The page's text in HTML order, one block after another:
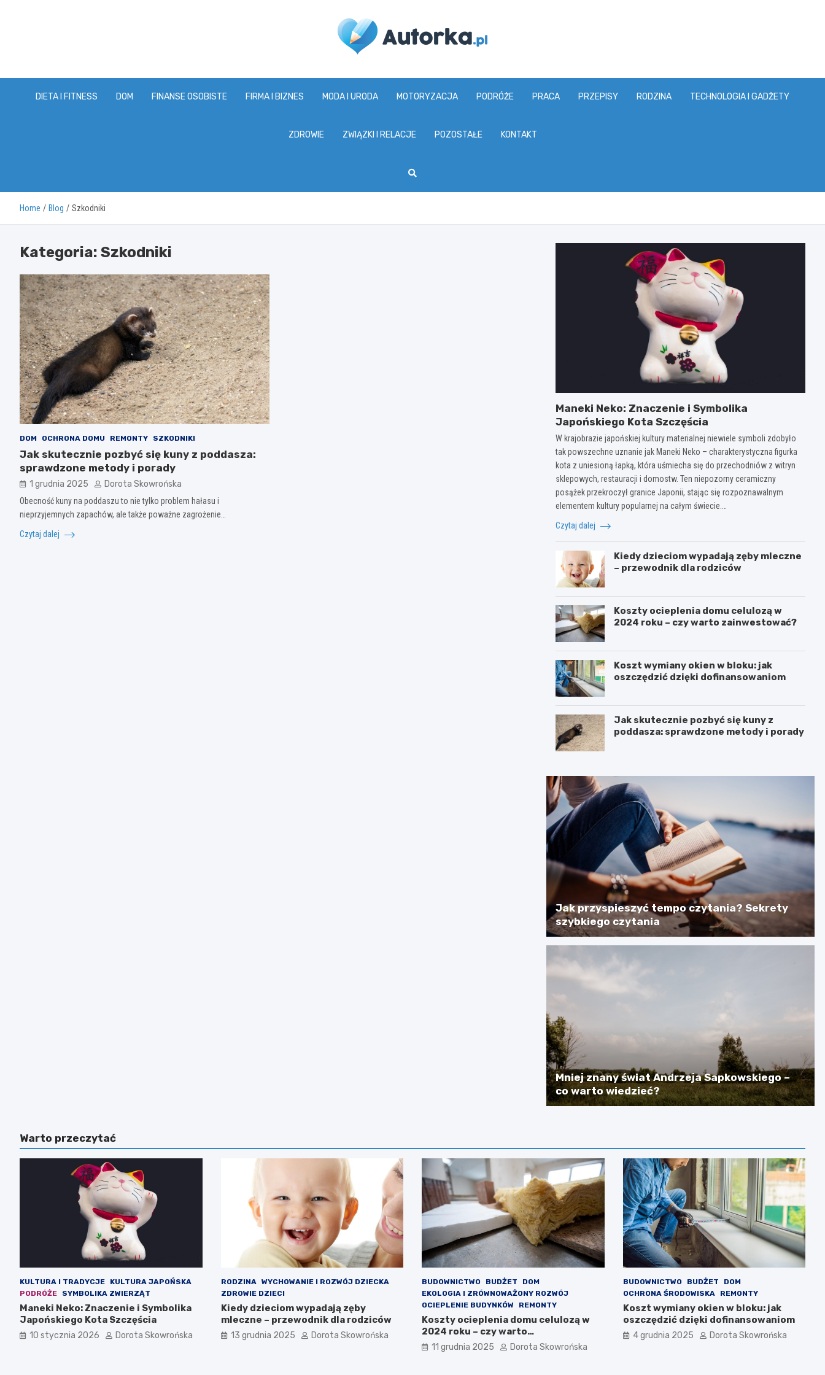
www.autorka.pl
DIETA I FITNESS DOM FINANSE OSOBISTE FIRMA I BIZNES MODA I URODA MOTORYZACJA PODRÓŻE PRACA PRZEPISY RODZINA TECHNOLOGIA I GADŻETY
ZDROWIE ZWIĄZKI I RELACJE POZOSTAŁE KONTAKT
Home Blog Szkodniki
Kategoria: Szkodniki
DOM OCHRONA DOMU REMONTY SZKODNIKI
Jak skutecznie pozbyć się kuny z poddasza:
sprawdzone metody i porady
1 grudnia 2025 Dorota Skowrońska
Obecność kuny na poddaszu to nie tylko problem hałasu i
nieprzyjemnych zapachów, ale także poważne zagrożenie…
Czytaj dalej
Maneki Neko: Znaczenie i Symbolika
Japońskiego Kota Szczęścia
W krajobrazie japońskiej kultury materialnej niewiele symboli zdobyło
tak powszechne uznanie jak Maneki Neko – charakterystyczna figurka
kota z uniesioną łapką, która uśmiecha się do przechodniów z witryn
sklepowych, restauracji i domostw. Ten niepozorny ceramiczny
posążek przekroczył granice Japonii, stając się rozpoznawalnym
elementem kultury popularnej na całym świecie.…
Czytaj dalej
Kiedy dzieciom wypadają zęby mleczne
– przewodnik dla rodziców
Koszty ocieplenia domu celulozą w
2024 roku – czy warto zainwestować?
Koszt wymiany okien w bloku: jak
oszczędzić dzięki dofinansowaniom
Jak skutecznie pozbyć się kuny z
poddasza: sprawdzone metody i porady
Jak przyspieszyć tempo czytania? Sekrety
szybkiego czytania
Mniej znany świat Andrzeja Sapkowskiego –
co warto wiedzieć?
Warto przeczytać
KULTURA I TRADYCJE
KULTURA JAPOŃSKA
PODRÓŻE
SYMBOLIKA ZWIERZĄT
Maneki Neko: Znaczenie i Symbolika
Japońskiego Kota Szczęścia
10 stycznia 2026 Dorota Skowrońska
RODZINA
WYCHOWANIE I ROZWÓJ DZIECKA
ZDROWIE DZIECI
Kiedy dzieciom wypadają zęby
mleczne – przewodnik dla rodziców
13 grudnia 2025 Dorota Skowrońska
BUDOWNICTWO BUDŻET
DOM
EKOLOGIA I ZRÓWNOWAŻONY ROZWÓJ
OCIEPLENIE BUDYNKÓW
REMONTY
Koszty ocieplenia domu celulozą w
2024 roku – czy warto
zainwestować?
11 grudnia 2025 Dorota Skowrońska
BUDOWNICTWO BUDŻET
DOM
OCHRONA ŚRODOWISKA
REMONTY
Koszt wymiany okien w bloku: jak
oszczędzić dzięki dofinansowaniom
4 grudnia 2025 Dorota Skowrońska